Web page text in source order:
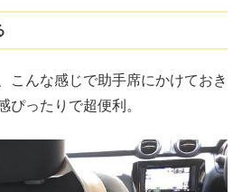
こんな感じで助手席にかけておき
ぴったりで超便利。